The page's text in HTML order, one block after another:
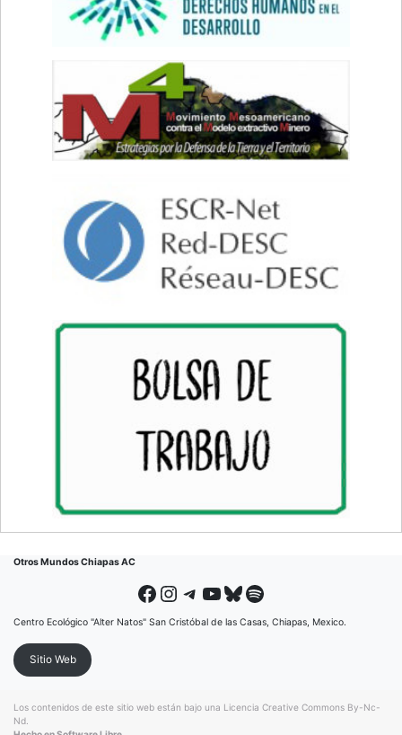
Otros Mundos Chiapas AC
Facebook Instagram Telegram YouTube Bluesky Spotify
Centro Ecológico "Alter Natos" San Cristóbal de las Casas, Chiapas, Mexico.
Sitio Web
Los contenidos de este sitio web están bajo una Licencia Creative Commons By-Nc-
Nd.